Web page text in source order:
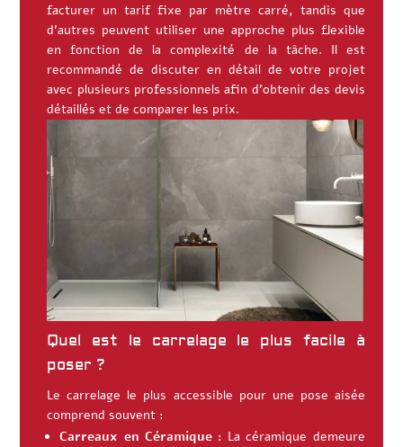
facturer un tarif fixe par mètre carré, tandis que
d’autres peuvent utiliser une approche plus flexible
en fonction de la complexité de la tâche. Il est
recommandé de discuter en détail de votre projet
avec plusieurs professionnels afin d’obtenir des devis
détaillés et de comparer les prix.
Quel est le carrelage le plus facile à
poser ?
Le carrelage le plus accessible pour une pose aisée
comprend souvent :
Carreaux en Céramique : La céramique demeure